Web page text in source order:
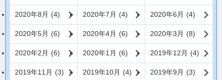
2020年8月 (4) 2020年7月 (4) 2020年6月 (4)
2020年5月 (6) 2020年4月 (6) 2020年3月 (8)
2020年2月 (6) 2020年1月 (6) 2019年12月 (4)
2019年11月 (3) 2019年10月 (4) 2019年9月 (3)